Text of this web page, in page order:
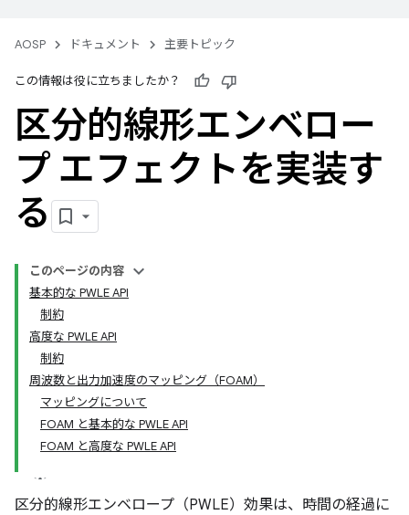
AOSP ドキュメント 主要トピック
この情報は役に立ちましたか？
区分的線形エンベロー
プ エフェクトを実装す
る
このページの内容
基本的な PWLE API
制約
高度な PWLE API
制約
周波数と出力加速度のマッピング（FOAM）
マッピングについて
FOAM と基本的な PWLE API
FOAM と高度な PWLE API
区分的線形エンベロープ（PWLE）効果は、時間の経過に